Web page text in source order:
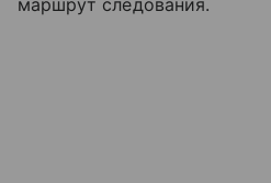
маршрут следования.